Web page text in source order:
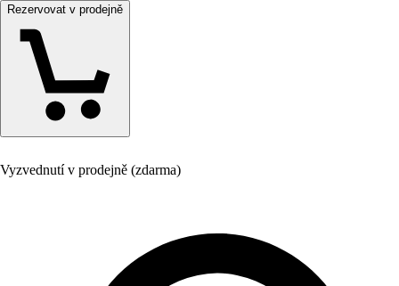
Rezervovat v prodejně
Vyzvednutí v prodejně (zdarma)